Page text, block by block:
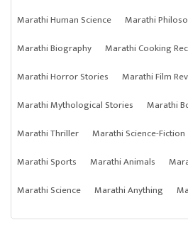
Marathi Human Science
Marathi
Marathi Biography
Marathi Cooking
Marathi Horror Stories
Marathi Film
Marathi Mythological Stories
Marathi
Marathi Thriller
Marathi Science-Fiction
Marathi Sports
Marathi Animals
Marathi Science
Marathi Anything